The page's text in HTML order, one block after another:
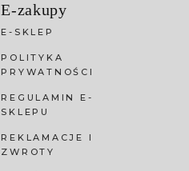
E-zakupy
E-SKLEP
POLITYKA
PRYWATNOŚCI
REGULAMIN E-
SKLEPU
REKLAMACJE I
ZWROTY